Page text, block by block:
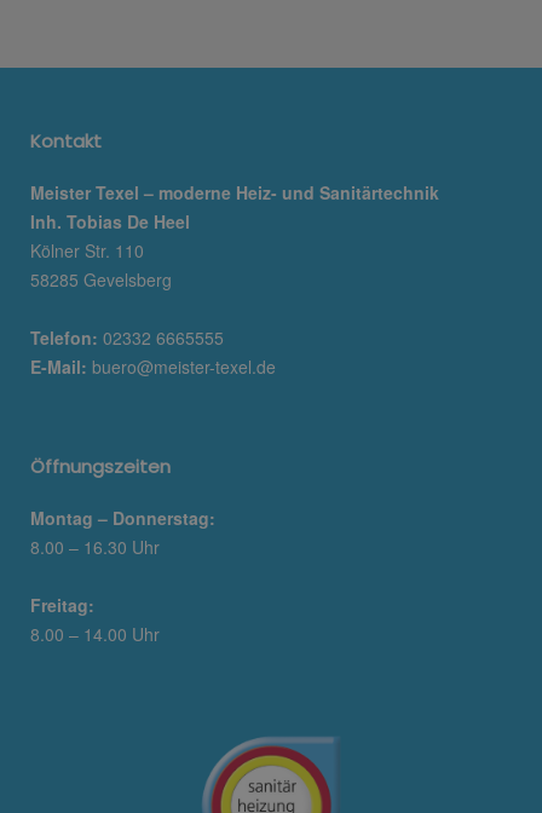
Kontakt
Meister Texel – moderne Heiz- und Sanitärtechnik
Inh. Tobias De Heel
Kölner Str. 110
58285 Gevelsberg
Telefon: 02332 6665555
E-Mail: buero@meister-texel.de
Öffnungszeiten
Montag – Donnerstag:
8.00 – 16.30 Uhr
Freitag:
8.00 – 14.00 Uhr